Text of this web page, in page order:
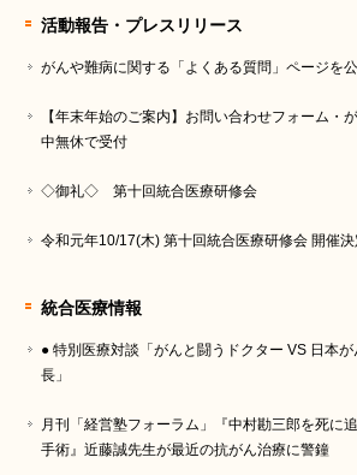
活動報告・プレスリリース
がんや難病に関する「よくある質問」ページを
【年末年始のご案内】お問い合わせフォーム・
中無休で受付
◇御礼◇ 第十回統合医療研修会
令和元年10/17(木) 第十回統合医療研修会 開催決
統合医療情報
● 特別医療対談「がんと闘うドクター VS 日本
長」
月刊「経営塾フォーラム」『中村勘三郎を死に
手術』近藤誠先生が最近の抗がん治療に警鐘